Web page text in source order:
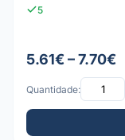
5
5.61€ – 7.70€
Quantidade: